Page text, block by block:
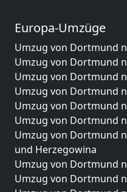
Europa-Umzüge
Umzug von Dortmund
Umzug von Dortmund
Umzug von Dortmund
Umzug von Dortmund
Umzug von Dortmund
Umzug von Dortmund
Umzug von Dortmund
und Herzegowina
Umzug von Dortmund
Umzug von Dortmund